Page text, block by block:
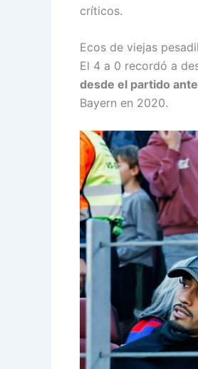
críticos.
Ecos de viejas
El 4 a 0 recordó a
desde el partido
Bayern en 2020.